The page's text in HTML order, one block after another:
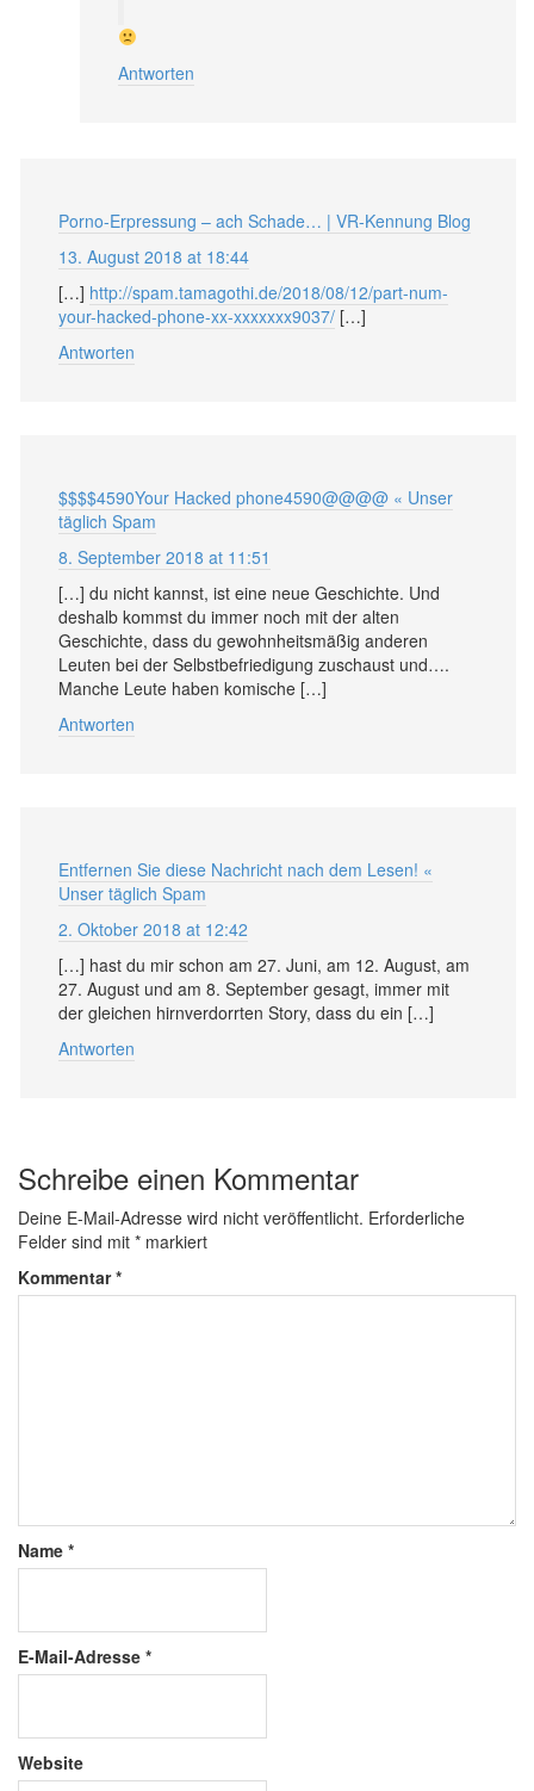
Antworten
Porno-Erpressung – ach Schade… | VR-Kennung Blog
13. August 2018 at 18:44
[…] http://spam.tamagothi.de/2018/08/12/part-num-
your-hacked-phone-xx-xxxxxxx9037/ […]
Antworten
$$$$4590Your Hacked phone4590@@@@ « Unser
täglich Spam
8. September 2018 at 11:51
[…] du nicht kannst, ist eine neue Geschichte. Und
deshalb kommst du immer noch mit der alten
Geschichte, dass du gewohnheitsmäßig anderen
Leuten bei der Selbstbefriedigung zuschaust und….
Manche Leute haben komische […]
Antworten
Entfernen Sie diese Nachricht nach dem Lesen! «
Unser täglich Spam
2. Oktober 2018 at 12:42
[…] hast du mir schon am 27. Juni, am 12. August, am
27. August und am 8. September gesagt, immer mit
der gleichen hirnverdorrten Story, dass du ein […]
Antworten
Schreibe einen Kommentar
Deine E-Mail-Adresse wird nicht veröffentlicht. Erforderliche
Felder sind mit * markiert
Kommentar*
Name *
E-Mail-Adresse *
Website